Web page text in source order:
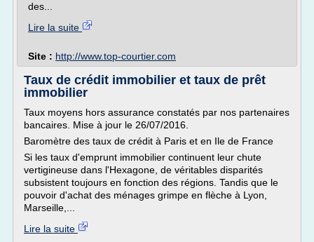
des...
Lire la suite
Site : http://www.top-courtier.com
Taux de crédit immobilier et taux de prêt
immobilier
Taux moyens hors assurance constatés par nos partenaires
bancaires. Mise à jour le 26/07/2016.
Baromètre des taux de crédit à Paris et en Ile de France
Si les taux d'emprunt immobilier continuent leur chute
vertigineuse dans l'Hexagone, de véritables disparités
subsistent toujours en fonction des régions. Tandis que le
pouvoir d'achat des ménages grimpe en flèche à Lyon,
Marseille,...
Lire la suite